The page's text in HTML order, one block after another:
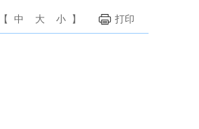
【 中 大 小 】 打印